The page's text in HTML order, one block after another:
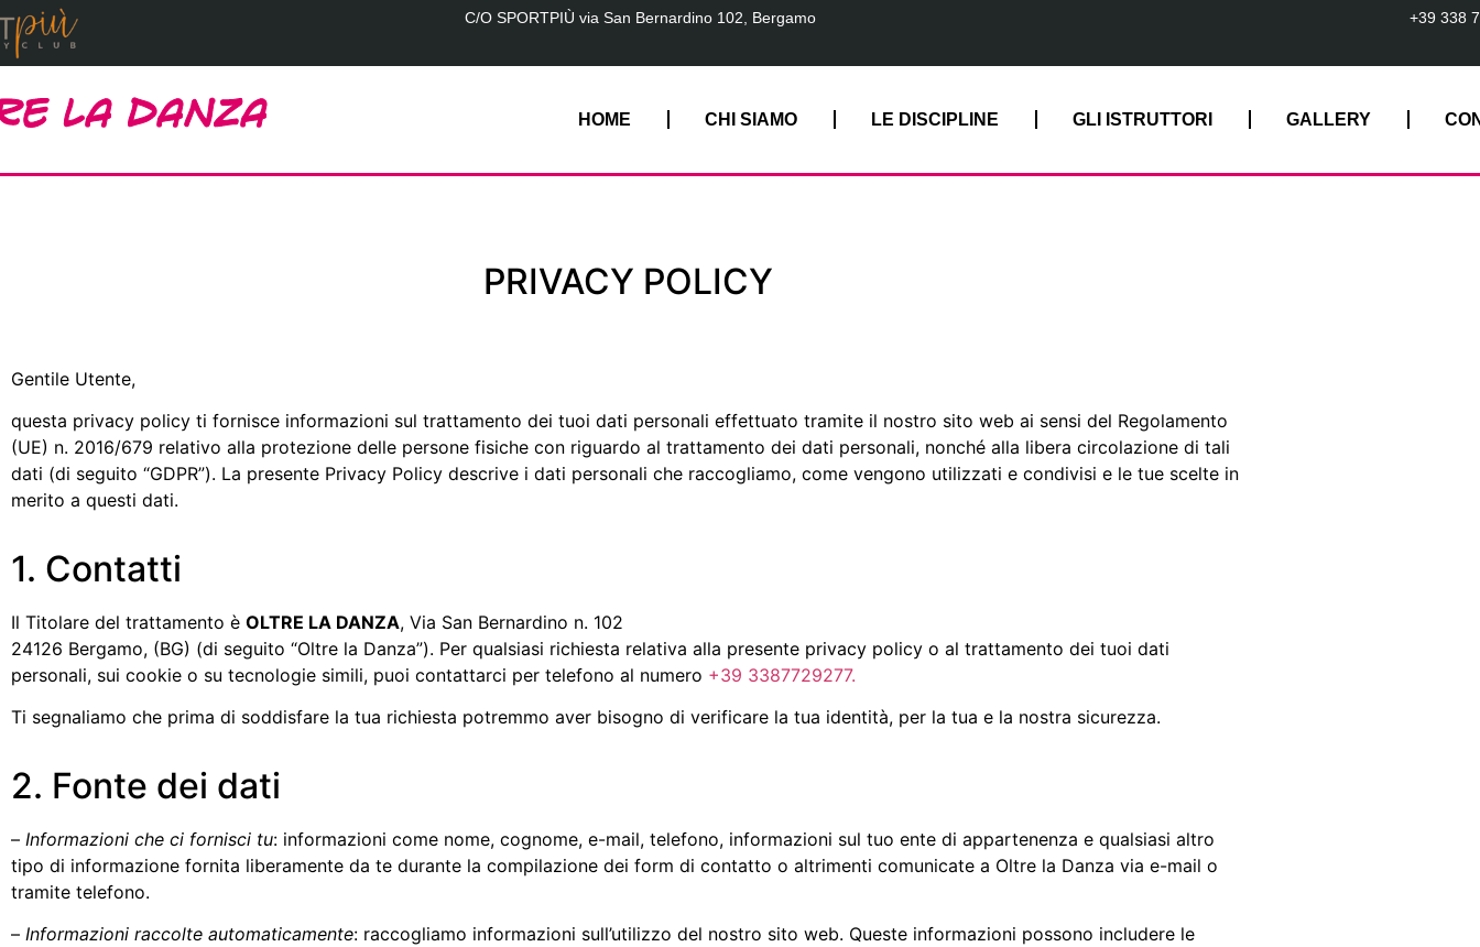
C/O SPORTPIÙ via San Bernardino 102, Bergamo +39 338
LA DANZA HOME CHI SIAMO LE DISCIPLINE GLI ISTRUTTORI GALLERY
PRIVACY POLICY
Gentile Utente,
questa privacy policy ti fornisce informazioni sul trattamento dei tuoi dati personali effettuato tramite il nostro sito web ai sensi del Regolamento
(UE) n. 2016/679 relativo alla protezione delle persone fisiche con riguardo al trattamento dei dati personali, nonché alla libera circolazione di tali
dati (di seguito “GDPR”). La presente Privacy Policy descrive i dati personali che raccogliamo, come vengono utilizzati e condivisi e le tue scelte in
merito a questi dati.
1. Contatti
Il Titolare del trattamento è OLTRE LA DANZA, Via San Bernardino n. 102
24126 Bergamo, (BG) (di seguito “Oltre la Danza”). Per qualsiasi richiesta relativa alla presente privacy policy o al trattamento dei tuoi dati
personali, sui cookie o su tecnologie simili, puoi contattarci per telefono al numero +39 3387729277.
Ti segnaliamo che prima di soddisfare la tua richiesta potremmo aver bisogno di verificare la tua identità, per la tua e la nostra sicurezza.
2. Fonte dei dati
– Informazioni che ci fornisci tu: informazioni come nome, cognome, e-mail, telefono, informazioni sul tuo ente di appartenenza e qualsiasi altro
tipo di informazione fornita liberamente da te durante la compilazione dei form di contatto o altrimenti comunicate a Oltre la Danza via e-mail o
tramite telefono.
– Informazioni raccolte automaticamente: raccogliamo informazioni sull’utilizzo del nostro sito web. Queste informazioni possono includere le